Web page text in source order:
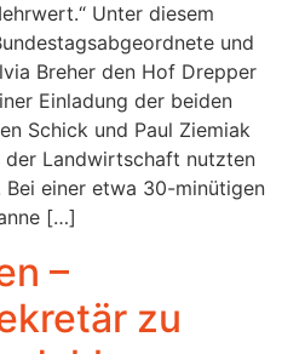
Unter diesem
und
Breher den Hof Drepper
Einladung der beiden
Schick und Paul Ziemiak
Landwirtschaft nutzten
Bei einer etwa 30-minütigen
[…]
–
zu